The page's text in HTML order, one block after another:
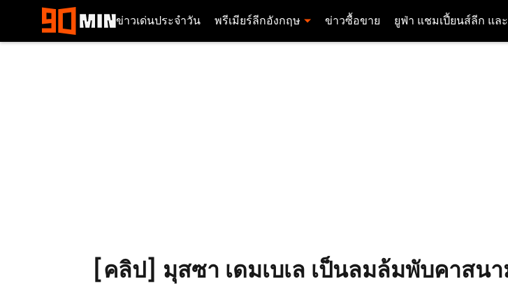
ข่าวเด่นประจำวัน พรีเมียร์ลีกอังกฤษ ข่าวซื้อขาย ยูฟ่า แชมเปี้ยนส์ลีก แล
[คลิป] มุสซา เดมเบเล เป็นลมล้มพับคาสน